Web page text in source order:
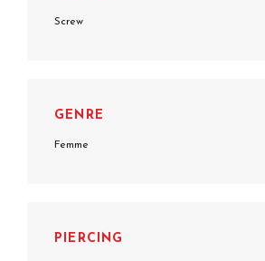
Screw
GENRE
Femme
PIERCING